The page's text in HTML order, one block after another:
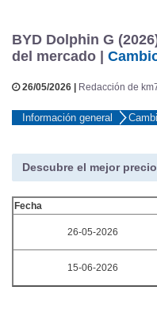
BYD Dolphin G
del mercado |
26/05/2026 | Redacción de
Información general
Descubre el mejor
Fecha
26-05-2026
15-06-2026